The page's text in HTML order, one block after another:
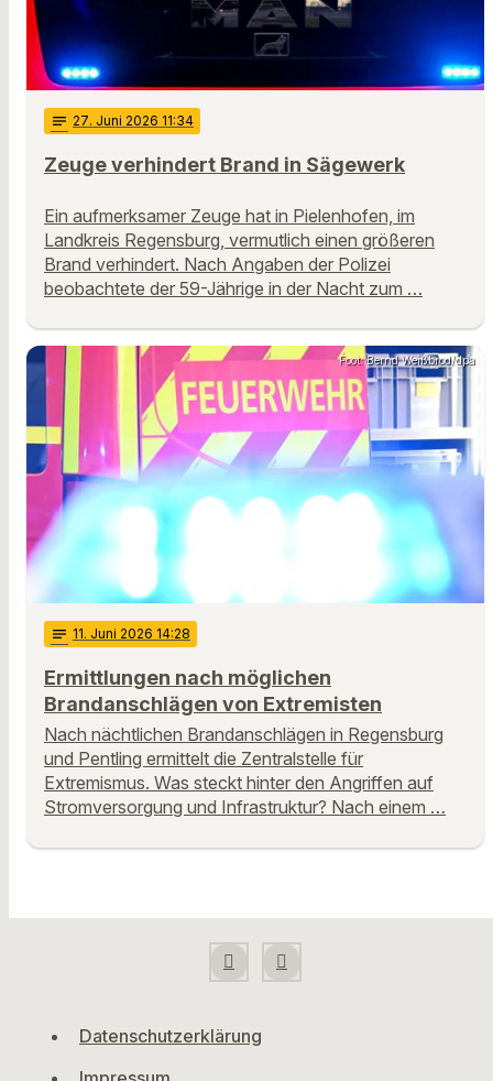
notes 27. Juni 2026 11:34
Zeuge verhindert Brand in Sägewerk
Ein aufmerksamer Zeuge hat in Pielenhofen, im
Landkreis Regensburg, vermutlich einen größeren
Brand verhindert. Nach Angaben der Polizei
beobachtete der 59-Jährige in der Nacht zum …
Foot: Bernd Weißbrod/dpa
notes 11. Juni 2026 14:28
Ermittlungen nach möglichen
Brandanschlägen von Extremisten
Nach nächtlichen Brandanschlägen in Regensburg
und Pentling ermittelt die Zentralstelle für
Extremismus. Was steckt hinter den Angriffen auf
Stromversorgung und Infrastruktur? Nach einem …
Datenschutzerklärung